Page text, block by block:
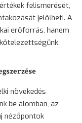
felismerését,
jelölheti. A
erőforrás, hanem
növekedés
be álomban, az
nézőpontok